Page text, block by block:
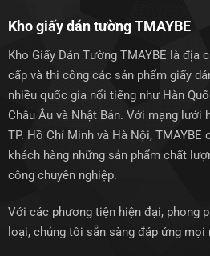
Kho giấy dán tường TMAYBE
Kho Giấy Dán Tường TMAYBE là địa
cấp và thi công các sản phẩm giấy
nhiều quốc gia nổi tiếng như Hàn
Châu Âu và Nhật Bản. Với mạng lưới
TP. Hồ Chí Minh và Hà Nội, TMAYBE
khách hàng những sản phẩm chất
công chuyên nghiệp.
Với các phương tiện hiện đại, phong
loại, chúng tôi sẵn sàng đáp ứng mọi